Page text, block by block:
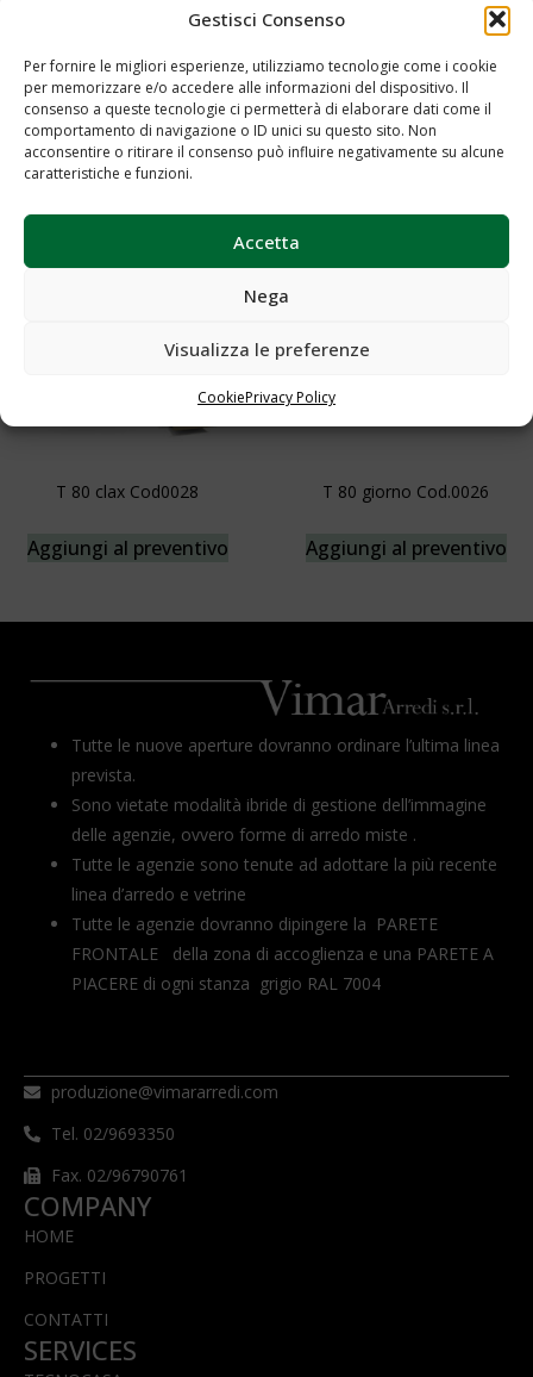
Gestisci Consenso
Per fornire le migliori esperienze, utilizziamo tecnologie come i cookie
per memorizzare e/o accedere alle informazioni del dispositivo. Il
consenso a queste tecnologie ci permetterà di elaborare dati come il
comportamento di navigazione o ID unici su questo sito. Non
acconsentire o ritirare il consenso può influire negativamente su alcune
caratteristiche e funzioni.
Accetta
Nega
Visualizza le preferenze
CookiePrivacy Policy
T 100 giorno Cod.0022 T 152 bis Cod.0031
Aggiungi al preventivo
T 80 clax Cod0028
Aggiungi al preventivo
T 80 giorno Cod.0026
Aggiungi al preventivo
Tutte le nuove aperture dovranno ordinare l’ultima linea
prevista.
Sono vietate modalità ibride di gestione dell’immagine
delle agenzie, ovvero forme di arredo miste .
Tutte le agenzie sono tenute ad adottare la più recente
linea d’arredo e vetrine
Tutte le agenzie dovranno dipingere la PARETE
FRONTALE della zona di accoglienza e una PARETE A
PIACERE di ogni stanza grigio RAL 7004
produzione@vimararredi.com
Tel. 02/9693350
Fax. 02/96790761
COMPANY
HOME
PROGETTI
CONTATTI
SERVICES